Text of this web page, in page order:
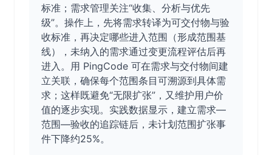
标准；需求管理关注“收集、分析与优先
级”。操作上，先将需求转译为可交付物与验
收标准，再决定哪些进入范围（形成范围基
线），未纳入的需求通过变更流程评估后再
进入。用 PingCode 可在需求与交付物间建
立关联，确保每个范围条目可溯源到具体需
求；这样既避免“无限扩张”，又维护用户价
值的逐步实现。实践数据显示，建立需求—
范围—验收的追踪链后，未计划范围扩张事
件下降约25%。